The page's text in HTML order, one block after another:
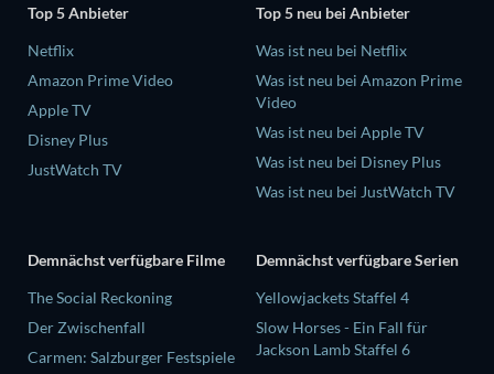
Top 5 Anbieter
Netflix
Amazon Prime Video
Apple TV
Disney Plus
JustWatch TV
Top 5 neu bei Anbieter
Was ist neu bei Netflix
Was ist neu bei Amazon Prime
Video
Was ist neu bei Apple TV
Was ist neu bei Disney Plus
Was ist neu bei JustWatch TV
Demnächst verfügbare Filme
The Social Reckoning
Der Zwischenfall
Carmen: Salzburger Festspiele
Demnächst verfügbare Serien
Yellowjackets Staffel 4
Slow Horses - Ein Fall für
Jackson Lamb Staffel 6